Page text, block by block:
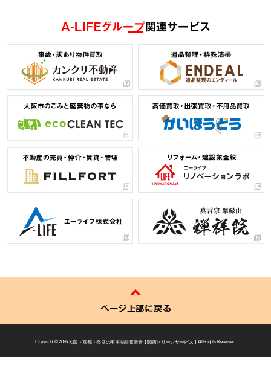
A-LIFEグループ関連サービス
ページ上部に戻る
Copyright © 2026大阪・京都・奈良の不用品回収業者 【 関西クリーンサービス 】 All Rights Reserved.